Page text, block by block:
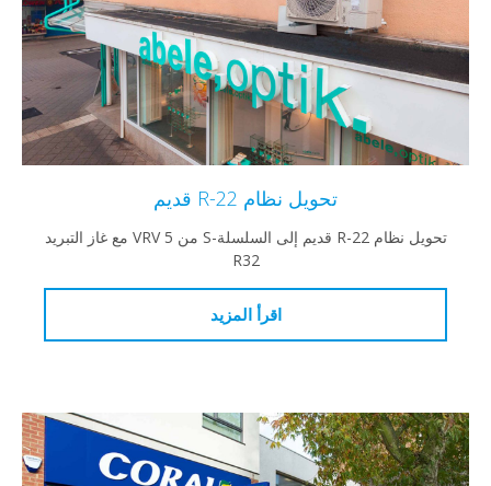
تحويل نظام R-22 قديم
تحويل نظام R-22 قديم إلى السلسلة-S من VRV 5 مع غاز التبريد
اقرأ المزيد